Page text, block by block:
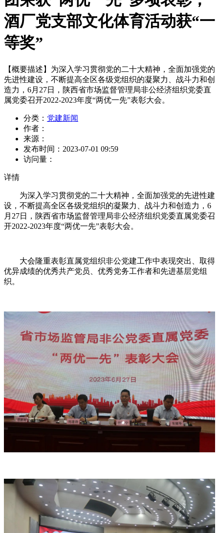
酒厂党支部文化体育活动获“一
等奖”
【概要描述】 为深入学习贯彻党的二十大精神，全面加强党的
先进性建设，不断提高全区各级党组织的凝聚力、战斗力和创
造力，6月27日，陕西省市场监督管理局非公经济组织党委直
属党委召开2022-2023年度“两优一先”表彰大会。
分类： 党建新闻
作者：
来源：
发布时间： 2023-07-01 09:59
访问量：
详情
为深入学习贯彻党的二十大精神，全面加强党的先进性建
设，不断提高全区各级党组织的凝聚力、战斗力和创造力，6
月27日，陕西省市场监督管理局非公经济组织党委直属党委召
开2022-2023年度“两优一先”表彰大会。
大会隆重表彰直属党组织非公党建工作中表现突出、取得
优异成绩的优秀共产党员、优秀党务工作者和先进基层党组
织。